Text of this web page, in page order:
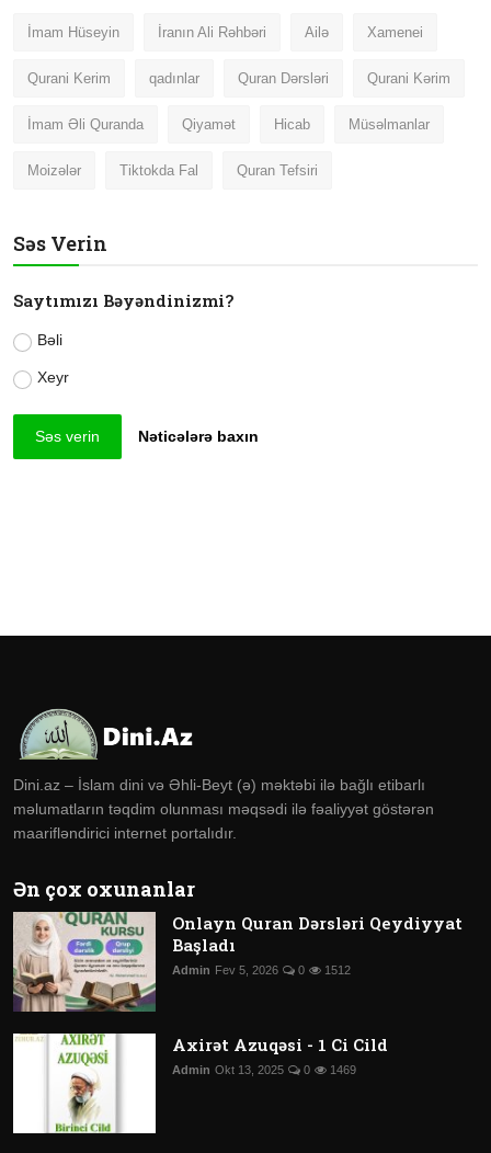
İmam Hüseyin İranın Ali Rəhbəri Ailə Xamenei
Qurani Kerim qadınlar Quran Dərsləri Qurani Kərim
İmam Əli Quranda Qiyamət Hicab Müsəlmanlar
Moizələr Tiktokda Fal Quran Tefsiri
Səs Verin
Saytımızı Bəyəndinizmi?
Bəli
Xeyr
Səs verin Nəticələrə baxın
Dini.az – İslam dini və Əhli-Beyt (ə) məktəbi ilə bağlı etibarlı
məlumatların təqdim olunması məqsədi ilə fəaliyyət göstərən
maarifləndirici internet portalıdır.
Ən çox oxunanlar
Onlayn Quran Dərsləri Qeydiyyat
Başladı
Admin Fev 5, 2026 0 1512
Axirət Azuqəsi - 1 Ci Cild
Admin Okt 13, 2025 0 1469